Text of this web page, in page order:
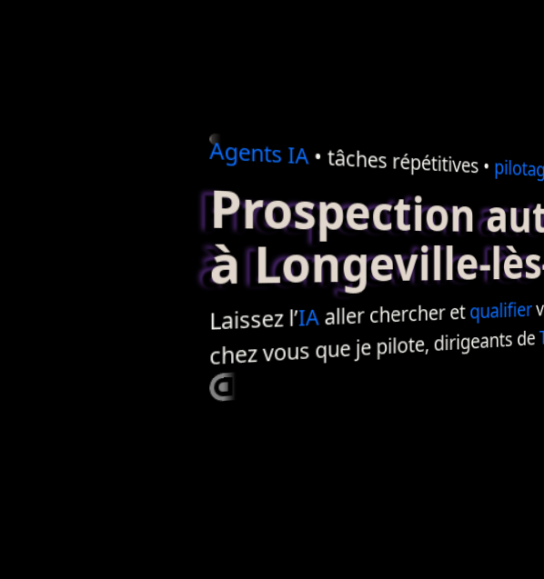
AgentsIA• tâches répétitives •
Prospection
à Longeville-lès-
Laissez l’IAaller chercher etqualifier
chez vous que je pilote, dirigeants de